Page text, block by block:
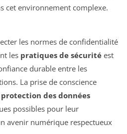
cet environnement complexe.
les normes de confidentialité
les pratiques de sécurité est
durable entre les
La prise de conscience
protection des données
possibles pour leur
avenir numérique respectueux